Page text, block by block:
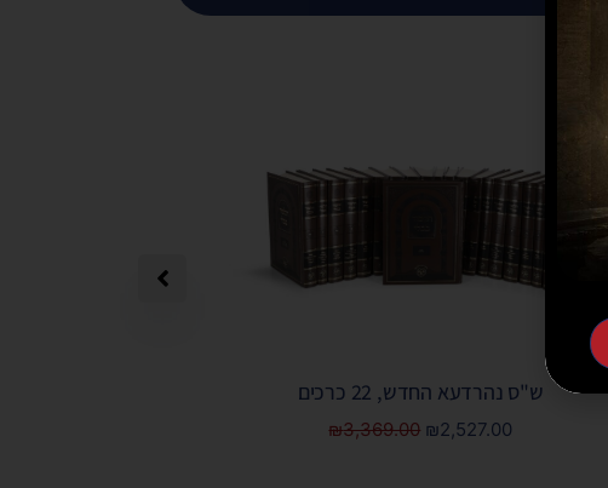
מבצע
ש"ס נהרדעא החדש, 22 כרכים
₪3,369.00 ₪2,527.00